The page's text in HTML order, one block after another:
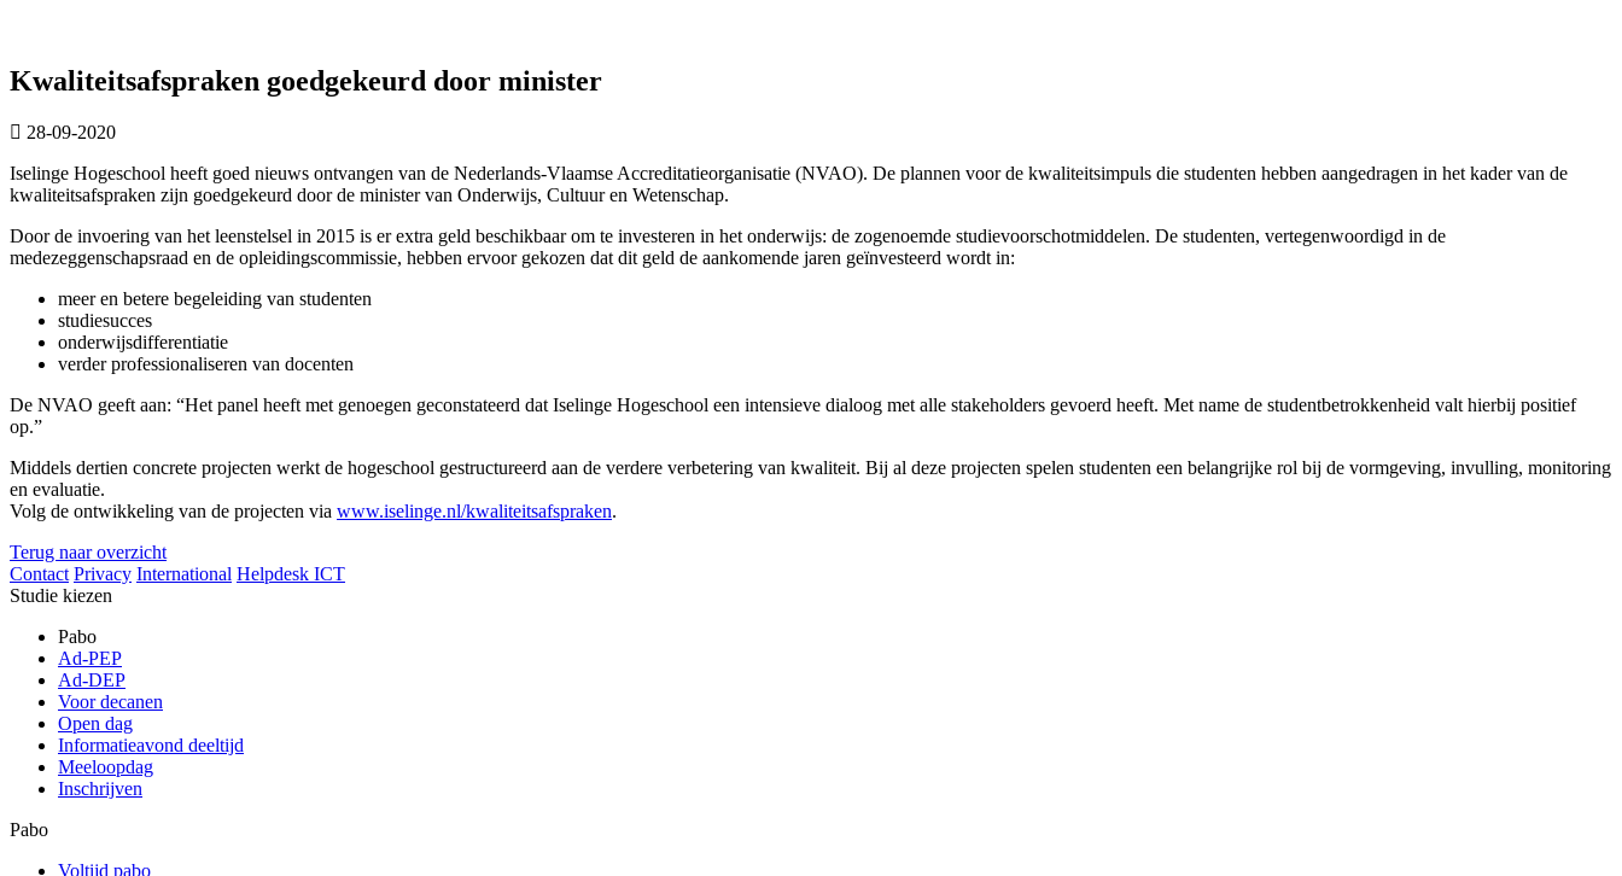
Kwaliteitsafspraken goedgekeurd door minister
28-09-2020
Iselinge Hogeschool heeft goed nieuws ontvangen van de Nederlands-Vlaamse Accreditatieorganisatie (NVAO). De plannen voor de kwaliteitsimpuls die studenten hebben aangedragen in het kader van de
kwaliteitsafspraken zijn goedgekeurd door de minister van Onderwijs, Cultuur en Wetenschap.
Door de invoering van het leenstelsel in 2015 is er extra geld beschikbaar om te investeren in het onderwijs: de zogenoemde studievoorschotmiddelen. De studenten, vertegenwoordigd in de
medezeggenschapsraad en de opleidingscommissie, hebben ervoor gekozen dat dit geld de aankomende jaren geïnvesteerd wordt in:
meer en betere begeleiding van studenten
studiesucces
onderwijsdifferentiatie
verder professionaliseren van docenten
De NVAO geeft aan: “Het panel heeft met genoegen geconstateerd dat Iselinge Hogeschool een intensieve dialoog met alle stakeholders gevoerd heeft. Met name de studentbetrokkenheid valt hierbij positief
op.”
Middels dertien concrete projecten werkt de hogeschool gestructureerd aan de verdere verbetering van kwaliteit. Bij al deze projecten spelen studenten een belangrijke rol bij de vormgeving, invulling, monitoring
en evaluatie.
Volg de ontwikkeling van de projecten via www.iselinge.nl/kwaliteitsafspraken.
Terug naar overzicht
Contact Privacy International Helpdesk ICT
Studie kiezen
Pabo
Ad-PEP
Ad-DEP
Voor decanen
Open dag
Informatieavond deeltijd
Meeloopdag
Inschrijven
Pabo
Voltijd pabo